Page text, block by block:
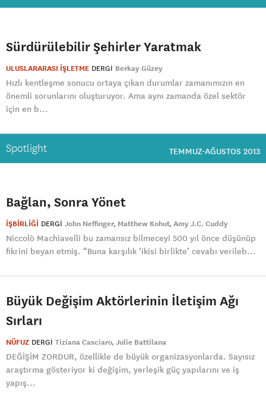
Sürdürülebilir Şehirler Yaratmak
ULUSLARARASI İŞLETME DERGI Berkay Güzey
Hızlı kentleşme sonucu ortaya çıkan durumlar zamanımızın en
önemli sorunlarını oluşturuyor. Ama aynı zamanda özel sektör
için en b...
Spotlight TEMMUZ-AĞUSTOS 2013
Bağlan, Sonra Yönet
İŞBİRLİĞİ DERGI John Neffinger Matthew Kohut Amy J.C. Cuddy
Niccolò Machiavelli bu zamansız bilmeceyi 500 yıl önce düşünüp
fikrini beyan etmiş. “Buna karşılık ‘ikisi birlikte’ cevabı verileb...
Büyük Değişim Aktörlerinin İletişim Ağı
Sırları
NÜFUZ DERGI Tiziana Casciaro Julie Battilana
DEĞİŞİM ZORDUR, özellikle de büyük organizasyonlarda. Sayısız
araştırma gösteriyor ki değişim, yerleşik güç yapılarını ve iş
yapış...